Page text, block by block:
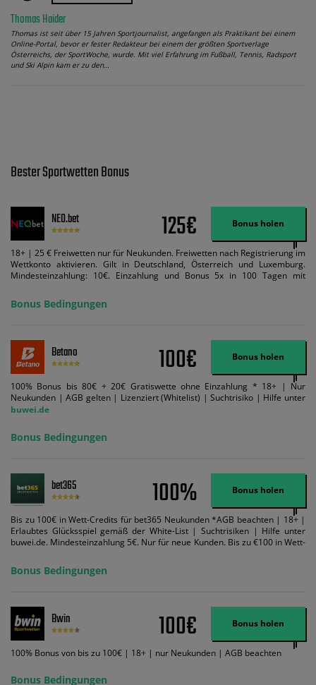
Thomas Haider
Thomas ist seit über 15 Jahren Sportjournalist, angefangen als Praktikant bei einem
Online-Portal, bevor er fester Redakteur bei einem der größten Sportverlage
Österreichs, der SportWoche, wurde. Mit viel Erfahrung im Fußball, Tennis, Radsport
und Ski Alpin kam er zu den…
Bester Sportwetten Bonus
NEO.bet 125€ Bonus holen
18+ | 25 € Freiwetten nur für Neukunden. Freiwetten nach Registrierung im
Wettkonto aktivieren. Gilt in Deutschland, Österreich und Luxemburg.
Mindesteinzahlung: 10€. Einzahlung und Bonus 5x in 100 Tagen mit
Bedingungen können geändert werden. AGB gelten. Lizenziert; Hilfe bei
Suchtrisiken: buwei.de.
Bonus Bedingungen
Betano 100€ Bonus holen
100% Bonus bis 80€ + 20€ Gratiswette ohne Einzahlung * 18+ | Nur
Neukunden | AGB gelten | Lizenziert (Whitelist) | Suchtrisiko | Hilfe unter
buwei.de
Bonus Bedingungen
bet365 100% Bonus holen
Bis zu 100€ in Wett-Credits für bet365 Neukunden *AGB beachten | 18+ |
Erlaubtes Glücksspiel gemäß der White-List | Suchtrisiken | Hilfe unter
buwei.de. Mindesteinzahlung 5€. Nur für neue Kunden. Bis zu €100 in Wett-
ein und wir geben Ihnen die entsprechende qualifizierende Einzahlung in
Wett-Credits, wenn Sie qualifizierende Wetten im gleichen Wert platzieren
Wett-Credits aus. Es gelten die AGB, Zeitlimits und Ausnahmen. Der Bonus-
Code VIPANGEBOT kann während der Anmeldung benutzt werden, jedoch
ändert dies den Angebotsbetrag in keinster Weise.
Bonus Bedingungen
Bwin 100€ Bonus holen
100% Bonus von bis zu 100€ | 18+ | nur Neukunden | AGB beachten
Bonus Bedingungen